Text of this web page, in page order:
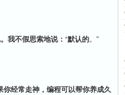
我不假思索地说： “默认的。”
经常走神，编程可以帮你养成久